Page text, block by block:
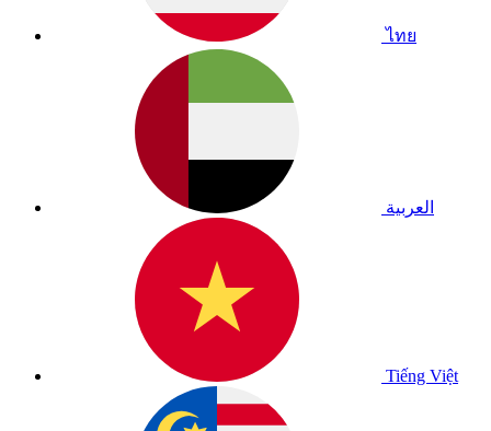
ไทย
العربية
Tiếng Việt